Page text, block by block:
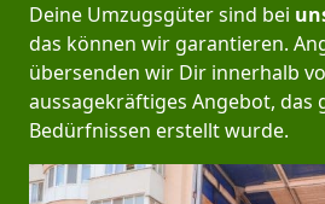
Deine Umzugsgüter sind bei
das können wir garantieren.
übersenden wir Dir innerhalb
aussagekräftiges Angebot, das
Bedürfnissen erstellt wurde.